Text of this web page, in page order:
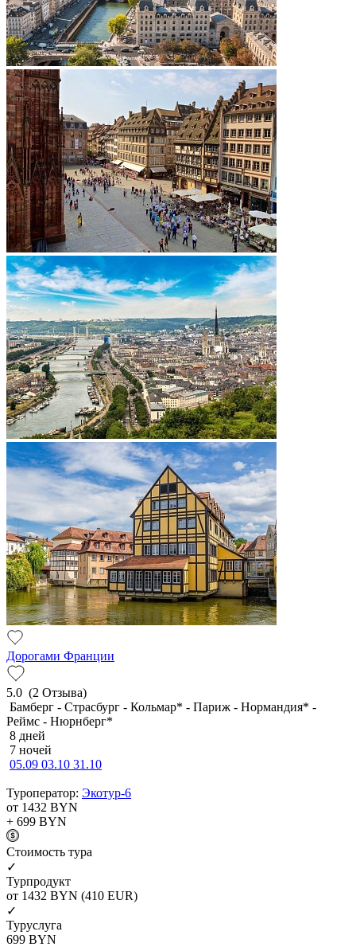
Дорогами Франции
5.0 (2 Отзыва)
Бамберг - Страсбург - Кольмар* - Париж - Нормандия* -
Реймс - Нюрнберг*
8 дней
7 ночей
05.09 03.10 31.10
Туроператор: Экотур-6
от 1432 BYN
+ 699 BYN
Cтоимость тура
✓
Турпродукт
от 1432 BYN (410 EUR)
✓
Туруслуга
699 BYN